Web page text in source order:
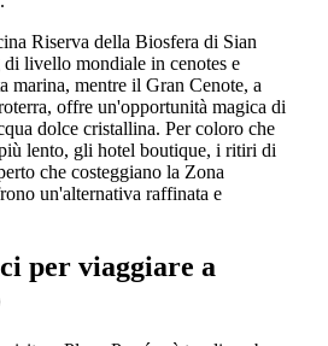
Riserva della Biosfera di Sian
livello mondiale in cenotes e
marina, mentre il Gran Cenote, a
offre un'opportunità magica di
dolce cristallina. Per coloro che
lento, gli hotel boutique, i ritiri di
che costeggiano la Zona
un'alternativa raffinata e
per viaggiare a